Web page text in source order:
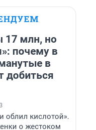
млн, но
почему в
в
добиться
облил кислотой».
о жестоком